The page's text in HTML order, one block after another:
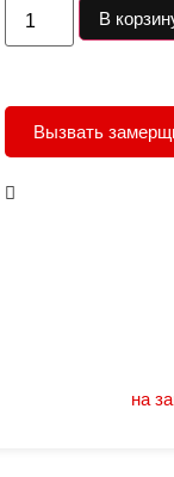
В
Вызвать
на